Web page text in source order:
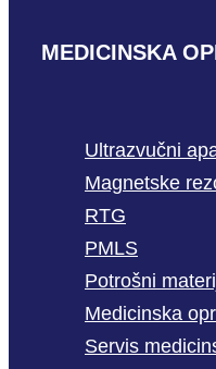
MEDICINSKA
Ultrazvučni
Magnetske
RTG
PMLS
Potrošni
Medicinska
Servis